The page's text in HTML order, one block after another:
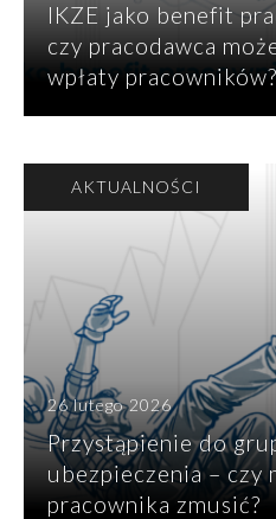
IKZE jako benefit
czy pracodawca
wpłaty pracowników?
26 lutego 2026
Przystąpienie do
ubezpieczenia – czy
pracownika zmusić?
AKTUALNOŚCI